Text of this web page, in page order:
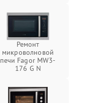
Ремонт
микроволновой
печи Fagor MW3-
176 G N